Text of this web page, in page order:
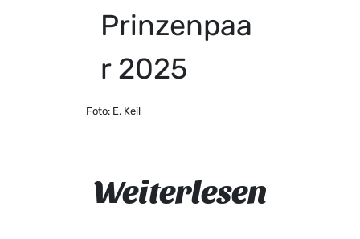
Prinzenpaa
r 2025
Foto: E. Keil
Weiterlesen